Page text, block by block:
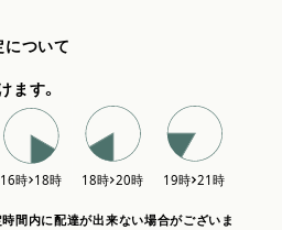
について
ます。
間内に配達が出来ない場合がございま